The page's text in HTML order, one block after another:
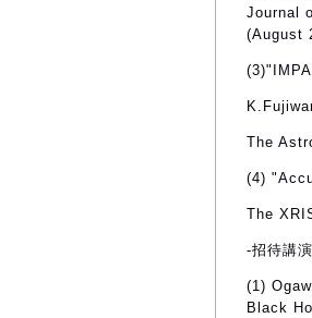
Journal
(August
The
(4)
The
-招待講演
(1)
Black